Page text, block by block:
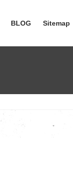
BLOG Sitemap